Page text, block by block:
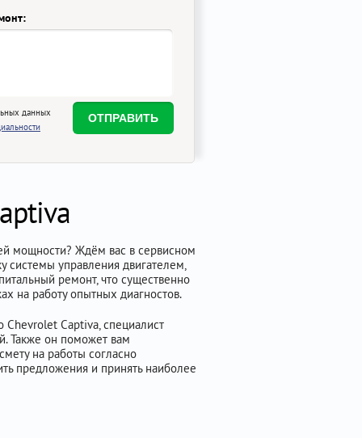
данных
мощности? Ждём вас в сервисном
системы управления двигателем,
ремонт, что существенно
на работу опытных диагностов.
Captiva, специалист
Также он поможет вам
на работы согласно
предложения и принять наиболее